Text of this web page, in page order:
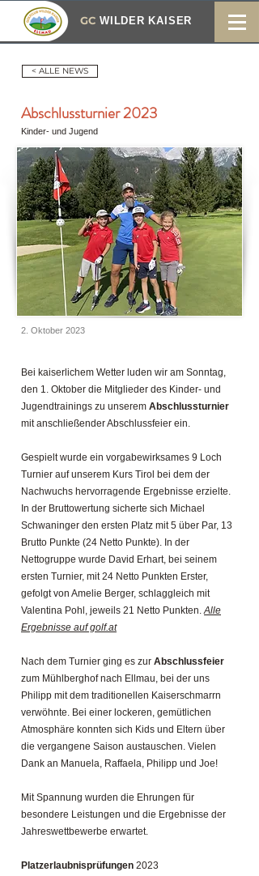
WILDER KAISER
GC
< ALLE NEWS
Abschlussturnier 2023
Kinder- und Jugend
2. Oktober 2023
Bei kaiserlichem Wetter luden wir am Sonntag,
den 1. Oktober die Mitglieder des Kinder- und
Jugendtrainings zu unserem Abschlussturnier
mit anschließender Abschlussfeier ein.
Gespielt wurde ein vorgabewirksames 9 Loch
Turnier auf unserem Kurs Tirol bei dem der
Nachwuchs hervorragende Ergebnisse erzielte.
In der Bruttowertung sicherte sich Michael
Schwaninger den ersten Platz mit 5 über Par, 13
Brutto Punkte (24 Netto Punkte). In der
Nettogruppe wurde David Erhart, bei seinem
ersten Turnier, mit 24 Netto Punkten Erster,
gefolgt von Amelie Berger, schlaggleich mit
Valentina Pohl, jeweils 21 Netto Punkten.Alle
Ergebnisse auf golf.at
Nach dem Turnier ging es zur Abschlussfeier
zum Mühlberghof nach Ellmau, bei der uns
Philipp mit dem traditionellen Kaiserschmarrn
verwöhnte. Bei einer lockeren, gemütlichen
Atmosphäre konnten sich Kids und Eltern über
die vergangene Saison austauschen. Vielen
Dank an Manuela, Raffaela, Philipp und Joe!
Mit Spannung wurden die Ehrungen für
besondere Leistungen und die Ergebnisse der
Jahreswettbewerbe erwartet.
Platzerlaubnisprüfungen 2023